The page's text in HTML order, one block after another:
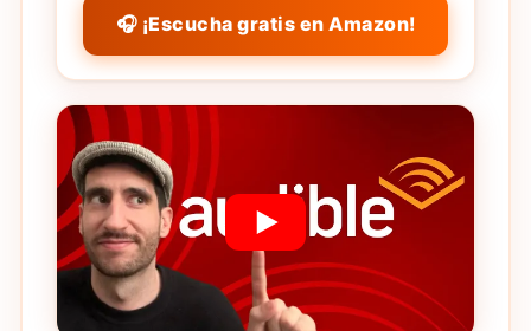
🎧 ¡Escucha gratis en Amazon!